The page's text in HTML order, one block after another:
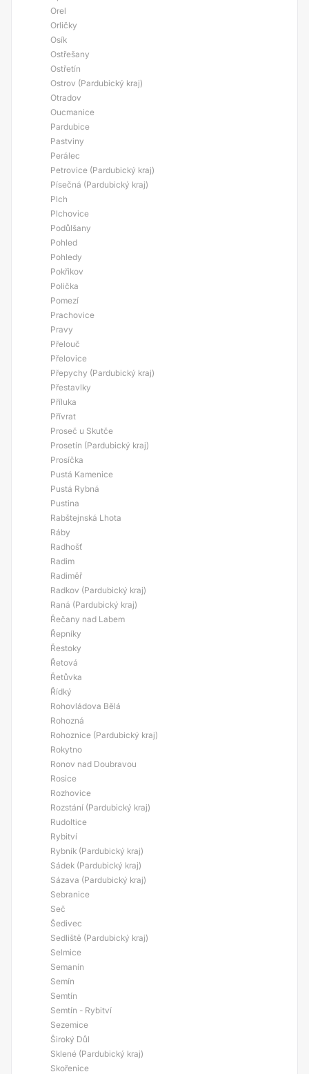
Orel
Orličky
Osík
Ostřešany
Ostřetín
Ostrov (Pardubický kraj)
Otradov
Oucmanice
Pardubice
Pastviny
Perálec
Petrovice (Pardubický kraj)
Písečná (Pardubický kraj)
Plch
Plchovice
Podůlšany
Pohled
Pohledy
Pokřikov
Polička
Pomezí
Prachovice
Pravy
Přelouč
Přelovice
Přepychy (Pardubický kraj)
Přestavlky
Příluka
Přívrat
Proseč u Skutče
Prosetín (Pardubický kraj)
Prosíčka
Pustá Kamenice
Pustá Rybná
Pustina
Rabštejnská Lhota
Ráby
Radhošť
Radim
Radiměř
Radkov (Pardubický kraj)
Raná (Pardubický kraj)
Řečany nad Labem
Řepníky
Řestoky
Řetová
Řetůvka
Řídký
Rohovládova Bělá
Rohozná
Rohoznice (Pardubický kraj)
Rokytno
Ronov nad Doubravou
Rosice
Rozhovice
Rozstání (Pardubický kraj)
Rudoltice
Rybitví
Rybník (Pardubický kraj)
Sádek (Pardubický kraj)
Sázava (Pardubický kraj)
Sebranice
Seč
Šedivec
Sedliště (Pardubický kraj)
Selmice
Semanín
Semín
Semtín
Semtín - Rybitví
Sezemice
Široký Důl
Sklené (Pardubický kraj)
Skořenice